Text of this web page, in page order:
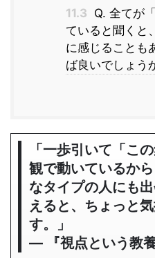
11.3 Q. 全てが
ていると聞くと
に感じることも
ば良いでしょう
「一歩引いて「こ
観で動いているか
なタイプの人にも
えると、ちょっと
す。」
― 『視点という教養